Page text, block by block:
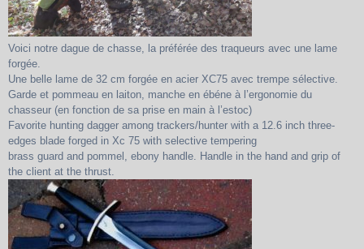
Voici notre dague de chasse, la préférée des traqueurs avec une lame
forgée.
Une belle lame de 32 cm forgée en acier XC75 avec trempe sélective.
Garde et pommeau en laiton, manche en ébéne à l’ergonomie du
chasseur (en fonction de sa prise en main à l’estoc)
Favorite hunting dagger among trackers/hunter with a 12.6 inch three-
edges blade forged in Xc 75 with selective tempering
brass guard and pommel, ebony handle. Handle in the hand and grip of
the client at the thrust.